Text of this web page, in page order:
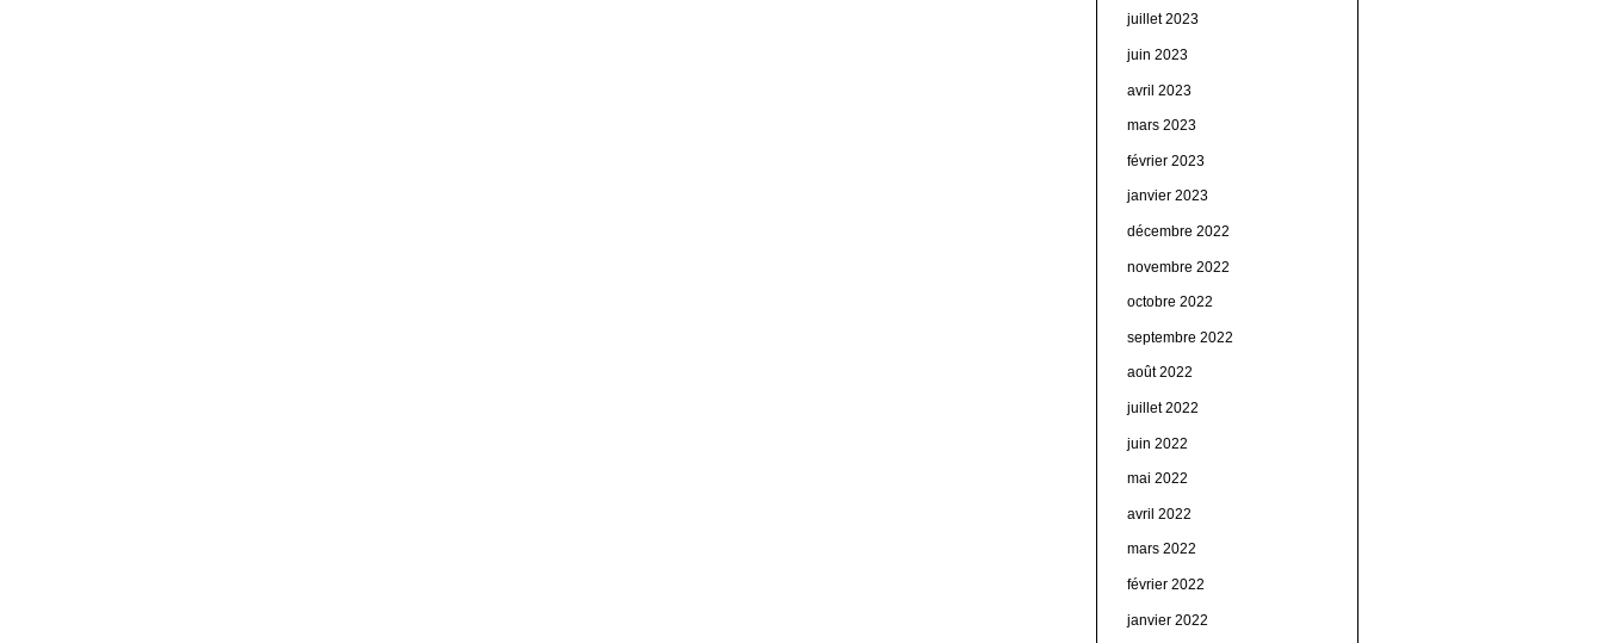
juillet 2023
juin 2023
avril 2023
mars 2023
février 2023
janvier 2023
décembre 2022
novembre 2022
octobre 2022
septembre 2022
août 2022
juillet 2022
juin 2022
mai 2022
avril 2022
mars 2022
février 2022
janvier 2022